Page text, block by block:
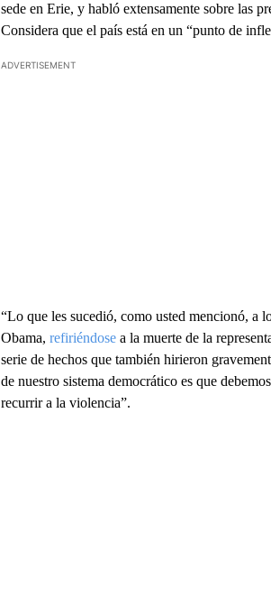
sede en Erie, y habló extensamente sobre las
Considera que el país está en un “punto de
ADVERTISEMENT
“Lo que les sucedió, como usted mencionó, a
Obama, refiriéndose a la muerte de la
serie de hechos que también hirieron
de nuestro sistema democrático es que
recurrir a la violencia”.